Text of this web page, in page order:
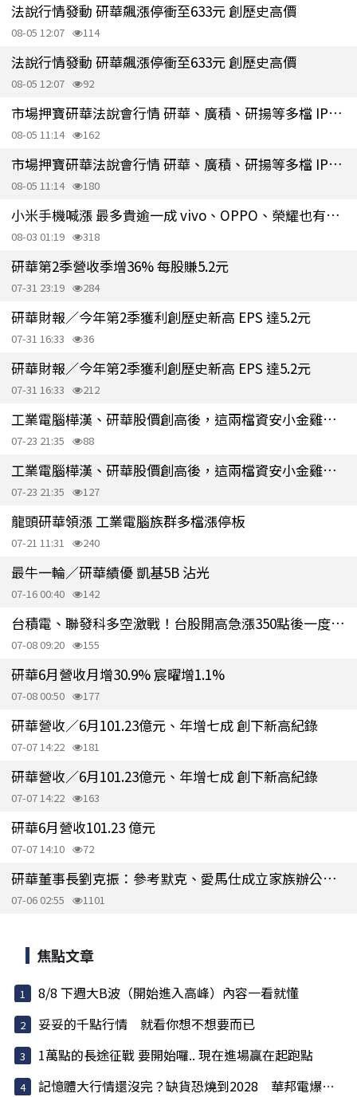
法說行情發動 研華飆漲停衝至633元 創歷史高價
08-05 12:07 114
法說行情發動 研華飆漲停衝至633元 創歷史高價
08-05 12:07 92
市場押寶研華法說會行情 研華、廣積、研揚等多檔 IPC 股價漲停
08-05 11:14 162
市場押寶研華法說會行情 研華、廣積、研揚等多檔 IPC 股價漲停
08-05 11:14 180
小米手機喊漲 最多貴逾一成 vivo、OPPO、榮耀也有動作
08-03 01:19 318
研華第2季營收季增36% 每股賺5.2元
07-31 23:19 284
研華財報／今年第2季獲利創歷史新高 EPS 達5.2元
07-31 16:33 36
研華財報／今年第2季獲利創歷史新高 EPS 達5.2元
07-31 16:33 212
工業電腦樺漢、研華股價創高後，這兩檔資安小金雞補漲行情才剛要開始
07-23 21:35 88
工業電腦樺漢、研華股價創高後，這兩檔資安小金雞補漲行情才剛要開始！
07-23 21:35 127
龍頭研華領漲 工業電腦族群多檔漲停板
07-21 11:31 240
最牛一輪／研華績優 凱基5B 沾光
07-16 00:40 142
台積電、聯發科多空激戰！台股開高急漲350點後一度翻黑 拉鋸45,600關
07-08 09:20 155
研華6月營收月增30.9% 宸曜增1.1%
07-08 00:50 177
研華營收／6月101.23億元、年增七成 創下新高紀錄
07-07 14:22 181
研華營收／6月101.23億元、年增七成 創下新高紀錄
07-07 14:22 163
研華6月營收101.23 億元
07-07 14:10 72
研華董事長劉克振：參考默克、愛馬仕成立家族辦公室 傳承關鍵在股權規劃
07-06 02:55 1101
焦點文章
8/8 下週大B波（開始進入高峰）內容一看就懂
妥妥的千點行情 就看你想不想要而已
1萬點的長途征戰 要開始囉.. 現在進場贏在起跑點
記憶體大行情還沒完？缺貨恐燒到2028 華邦電爆量...